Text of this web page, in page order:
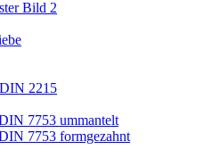
2215
7753 ummantelt
7753 formgezahnt